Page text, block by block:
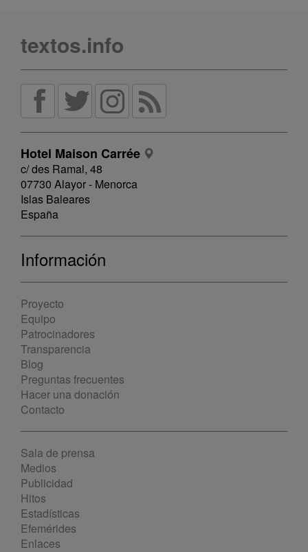
textos.info
Hotel Maison Carrée
c/ des Ramal, 48
07730 Alayor - Menorca
Islas Baleares
España
Información
Proyecto
Equipo
Patrocinadores
Transparencia
Blog
Preguntas frecuentes
Hacer una donación
Contacto
Sala de prensa
Medios
Publicidad
Hitos
Estadísticas
Efemérides
Enlaces